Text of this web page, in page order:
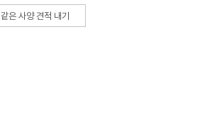
같은 사양 견적 내기